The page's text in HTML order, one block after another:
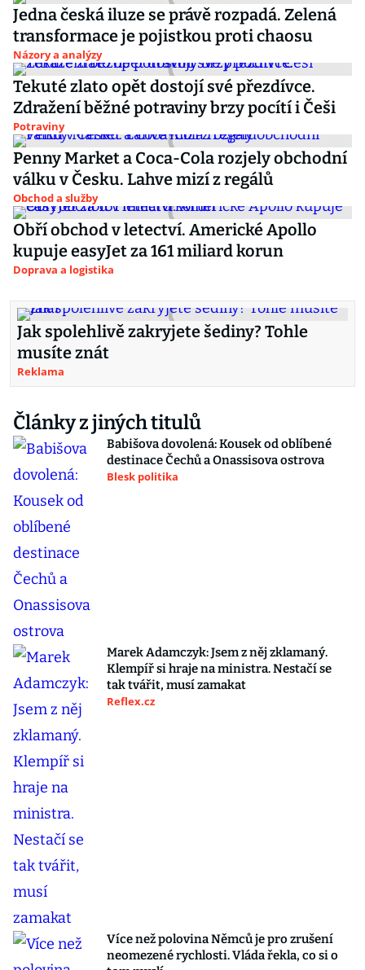
Jedna česká iluze se právě rozpadá. Zelená
transformace je pojistkou proti chaosu
Názory a analýzy
Tekuté zlato opět dostojí své přezdívce.
Zdražení běžné potraviny brzy pocítí i Češi
Potraviny
Penny Market a Coca-Cola rozjely obchodní
válku v Česku. Lahve mizí z regálů
Obchod a služby
Obří obchod v letectví. Americké Apollo
kupuje easyJet za 161 miliard korun
Doprava a logistika
Jak spolehlivě zakryjete šediny? Tohle
musíte znát
Reklama
Články z jiných titulů
Babišova dovolená: Kousek od oblíbené
destinace Čechů a Onassisova ostrova
Blesk politika
Marek Adamczyk: Jsem z něj zklamaný.
Klempíř si hraje na ministra. Nestačí se
tak tvářit, musí zamakat
Reflex.cz
Více než polovina Němců je pro zrušení
neomezené rychlosti. Vláda řekla, co si o